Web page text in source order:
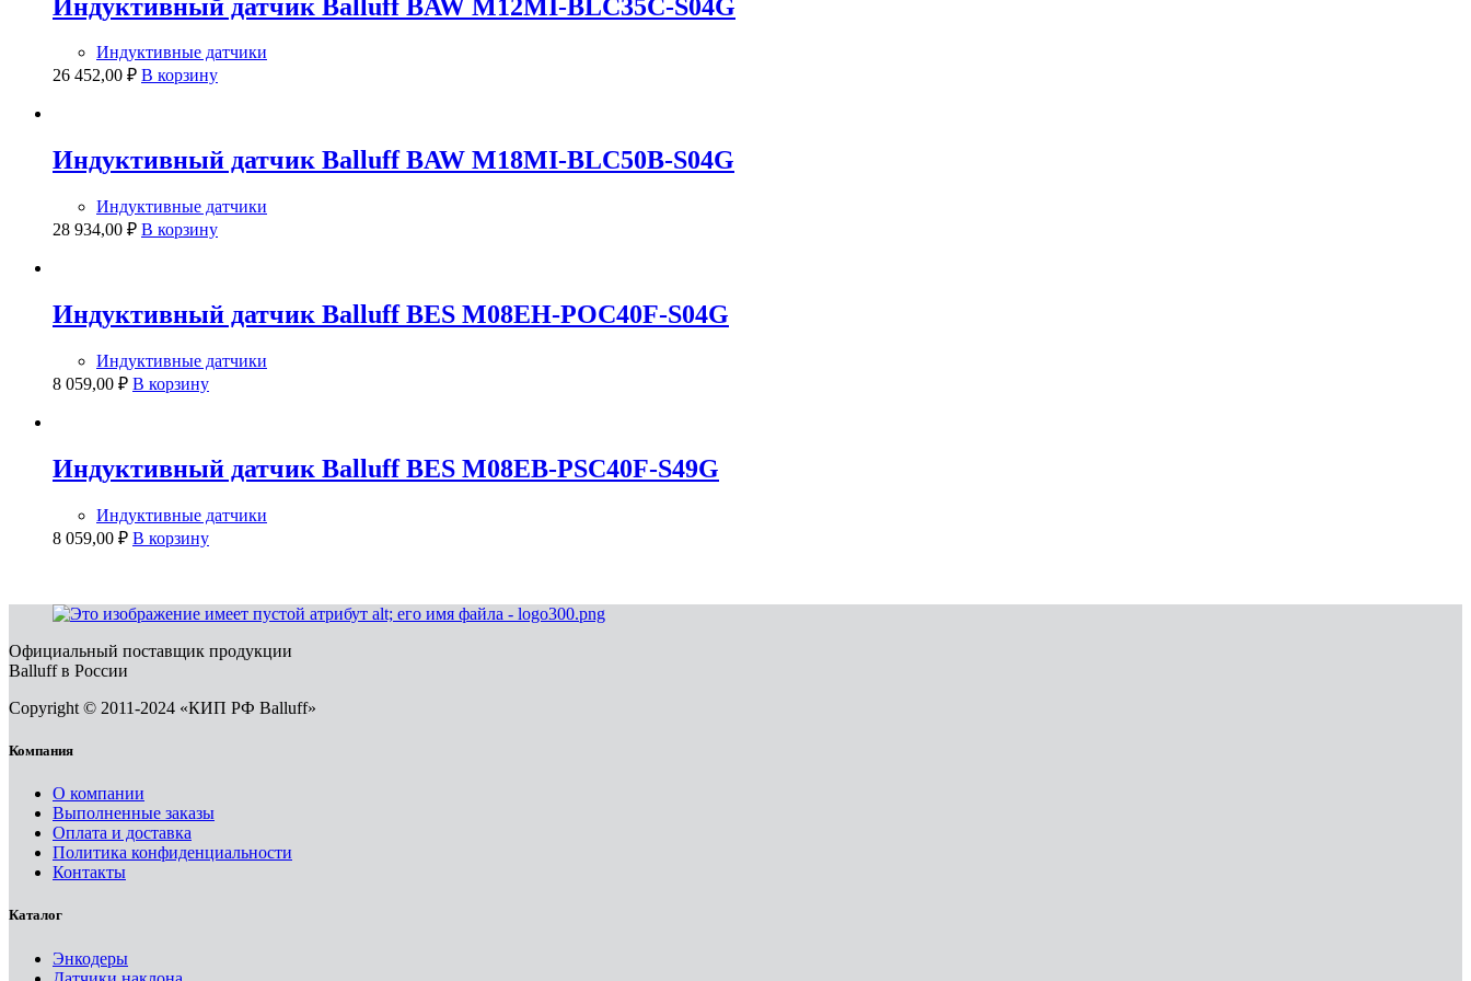
Индуктивный датчик Balluff BAW M12MI-BLC35C-S04G
Индуктивные датчики
26 452,00 ₽ В корзину
Индуктивный датчик Balluff BAW M18MI-BLC50B-S04G
Индуктивные датчики
28 934,00 ₽ В корзину
Индуктивный датчик Balluff BES M08EH-POC40F-S04G
Индуктивные датчики
8 059,00 ₽ В корзину
Индуктивный датчик Balluff BES M08EB-PSC40F-S49G
Индуктивные датчики
8 059,00 ₽ В корзину
Официальный поставщик продукции
Balluff в России
Copyright © 2011-2024 «КИП РФ Balluff»
Компания
О компании
Выполненные заказы
Оплата и доставка
Политика конфиденциальности
Контакты
Каталог
Энкодеры